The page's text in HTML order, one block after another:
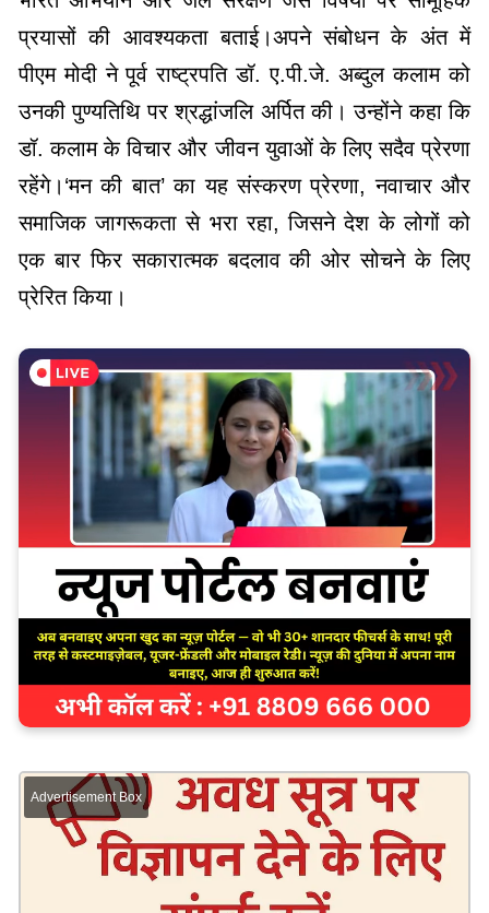
प्रयासों की आवश्यकता बताई।अपने संबोधन के अंत में
पीएम मोदी ने पूर्व राष्ट्रपति डॉ. ए.पी.जे. अब्दुल कलाम को
उनकी पुण्यतिथि पर श्रद्धांजलि अर्पित की। उन्होंने कहा कि
डॉ. कलाम के विचार और जीवन युवाओं के लिए सदैव प्रेरणा
रहेंगे। ‘मन की बात’ का यह संस्करण प्रेरणा, नवाचार और
समाजिक जागरूकता से भरा रहा, जिसने देश के लोगों को
एक बार फिर सकारात्मक बदलाव की ओर सोचने के लिए
प्रेरित किया।
Advertisement Box